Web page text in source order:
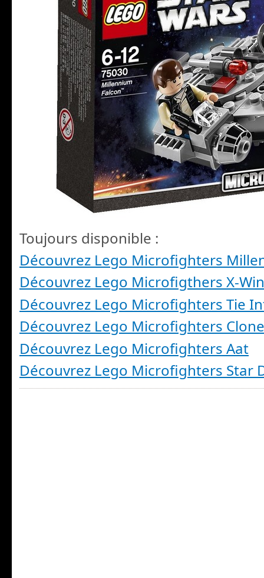
Toujours disponible :
Découvrez Lego Microfighters
Découvrez Lego Microfigthers X-
Découvrez Lego Microfighters Tie
Découvrez Lego Microfighters
Découvrez Lego Microfighters Aat
Découvrez Lego Microfighters Star